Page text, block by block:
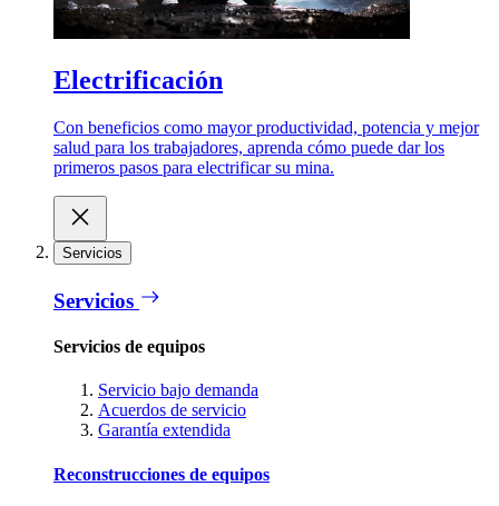
Electrificación
Con beneficios como mayor productividad, potencia y mejor
salud para los trabajadores, aprenda cómo puede dar los
primeros pasos para electrificar su mina.
Servicios
Servicios
Servicios de equipos
Servicio bajo demanda
Acuerdos de servicio
Garantía extendida
Reconstrucciones de equipos